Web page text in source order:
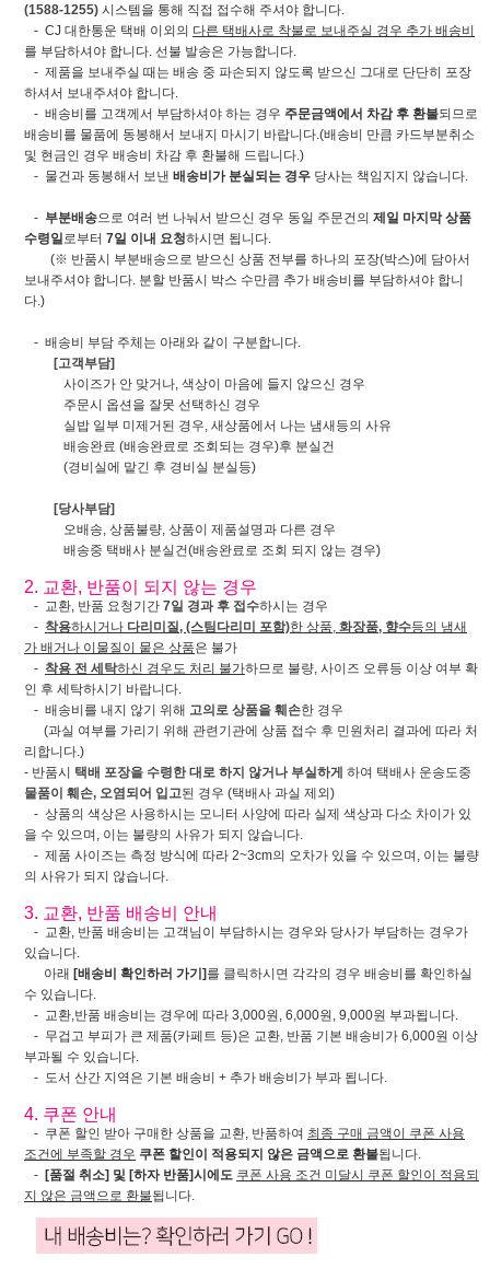
(1588-1255) 시스템을 통해 직접 접수해 주셔야 합니다.
- CJ 대한통운 택배 이외의 다른 택배사로 착불로 보내주실 경우 추가 배송비
를 부담하셔야 합니다. 선불 발송은 가능합니다.
- 제품을 보내주실 때는 배송 중 파손되지 않도록 받으신 그대로 단단히 포장
하셔서 보내주셔야 합니다.
- 배송비를 고객께서 부담하셔야 하는 경우 주문금액에서 차감 후 환불되므로
배송비를 물품에 동봉해서 보내지 마시기 바랍니다.(배송비 만큼 카드부분취소
및 현금인 경우 배송비 차감 후 환불해 드립니다.)
- 물건과 동봉해서 보낸 배송비가 분실되는 경우 당사는 책임지지 않습니다.
- 부분배송으로 여러 번 나눠서 받으신 경우 동일 주문건의 제일 마지막 상품
수령일로부터 7일 이내 요청하시면 됩니다.
(※ 반품시 부분배송으로 받으신 상품 전부를 하나의 포장(박스)에 담아서
보내주셔야 합니다. 분할 반품시 박스 수만큼 추가 배송비를 부담하셔야 합니
다.)
- 배송비 부담 주체는 아래와 같이 구분합니다.
[고객부담]
사이즈가 안 맞거나, 색상이 마음에 들지 않으신 경우
주문시 옵션을 잘못 선택하신 경우
실밥 일부 미제거된 경우, 새상품에서 나는 냄새등의 사유
배송완료 (배송완료로 조회되는 경우)후 분실건
(경비실에 맡긴 후 경비실 분실등)
[당사부담]
오배송, 상품불량, 상품이 제품설명과 다른 경우
배송중 택배사 분실건(배송완료로 조회 되지 않는 경우)
2. 교환, 반품이 되지 않는 경우
- 교환, 반품 요청기간 7일 경과 후 접수하시는 경우
- 착용하시거나 다리미질, (스팀다리미 포함)한 상품, 화장품, 향수등의 냄새
가 배거나 이물질이 뭍은 상품은 불가
- 착용 전 세탁하신 경우도 처리 불가하므로 불량, 사이즈 오류등 이상 여부 확
인 후 세탁하시기 바랍니다.
- 배송비를 내지 않기 위해 고의로 상품을 훼손한 경우
(과실 여부를 가리기 위해 관련기관에 상품 접수 후 민원처리 결과에 따라 처
리합니다.)
- 반품시 택배 포장을 수령한 대로 하지 않거나 부실하게 하여 택배사 운송도중
물품이 훼손, 오염되어 입고된 경우 (택배사 과실 제외)
- 상품의 색상은 사용하시는 모니터 사양에 따라 실제 색상과 다소 차이가 있
을 수 있으며, 이는 불량의 사유가 되지 않습니다.
- 제품 사이즈는 측정 방식에 따라 2~3cm의 오차가 있을 수 있으며, 이는 불량
의 사유가 되지 않습니다.
3. 교환, 반품 배송비 안내
- 교환, 반품 배송비는 고객님이 부담하시는 경우와 당사가 부담하는 경우가
있습니다.
아래 [배송비 확인하러 가기] 를 클릭하시면 각각의 경우 배송비를 확인하실
수 있습니다.
- 교환,반품 배송비는 경우에 따라 3,000원, 6,000원, 9,000원 부과됩니다.
- 무겁고 부피가 큰 제품(카페트 등)은 교환, 반품 기본 배송비가 6,000원 이상
부과될 수 있습니다.
- 도서 산간 지역은 기본 배송비 + 추가 배송비가 부과 됩니다.
4. 쿠폰 안내
- 쿠폰 할인 받아 구매한 상품을 교환, 반품하여 최종 구매 금액이 쿠폰 사용
조건에 부족할 경우 쿠폰 할인이 적용되지 않은 금액으로 환불됩니다.
- [품절 취소] 및 [하자 반품]시에도 쿠폰 사용 조건 미달시 쿠폰 할인이 적용되
지 않은 금액으로 환불됩니다.